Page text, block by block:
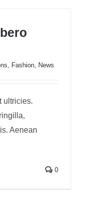
, Fashion, News
ultricies.
Aenean
0